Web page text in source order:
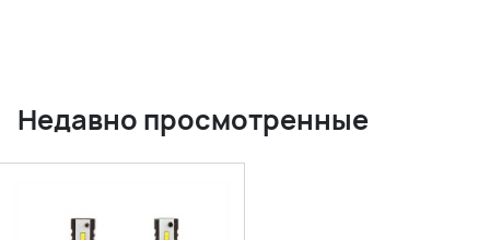
Недавно просмотренные